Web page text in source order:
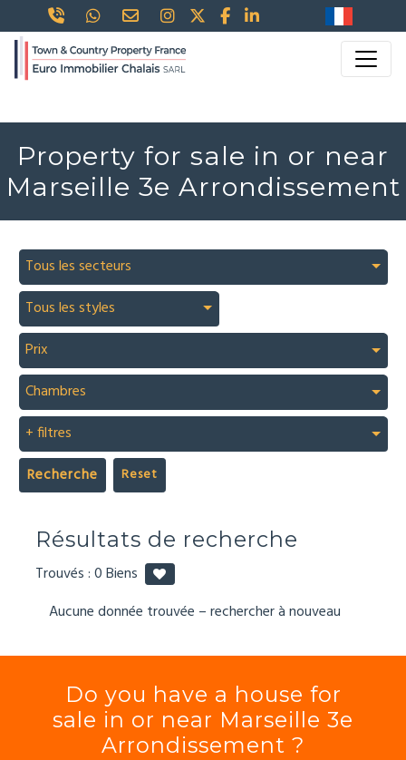
Property for sale in or near
Marseille 3e Arrondissement
Tous les secteurs
Tous les styles
Prix
Chambres
+ filtres
Recherche
Résultats de recherche
Trouvés :0Biens
Aucune donnée trouvée – rechercher à nouveau
Do you have a house for
sale in or near Marseille 3e
Arrondissement ?